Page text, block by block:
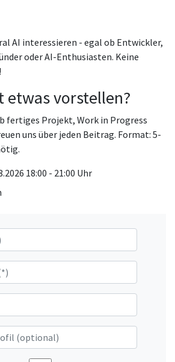
AI interessieren - egal ob Entwickler,
oder AI-Enthusiasten. Keine
etwas vorstellen?
fertiges Projekt, Work in Progress
uns über jeden Beitrag. Format: 5-
18:00 - 21:00 Uhr